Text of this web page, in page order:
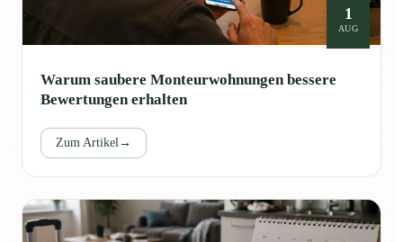
1
AUG
Warum saubere Monteurwohnungen bessere
Bewertungen erhalten
Zum Artikel →